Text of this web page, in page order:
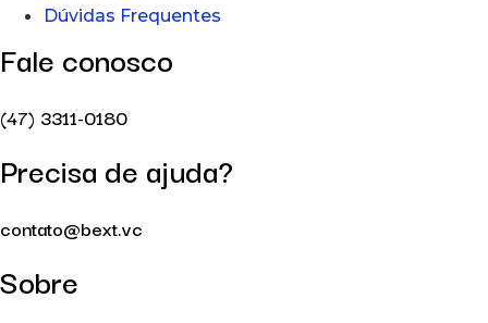
Dúvidas Frequentes
Fale conosco
(47) 3311-0180
Precisa de ajuda?
contato@bext.vc
Sobre